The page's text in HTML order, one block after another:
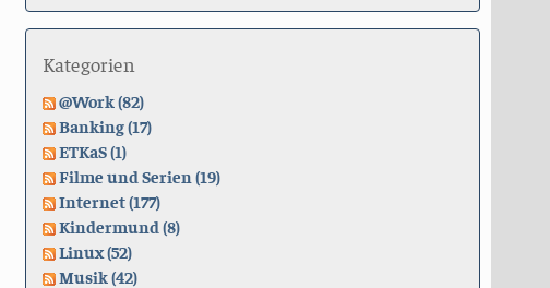
Kategorien
@Work (82)
Banking (17)
ETKaS (1)
Filme und Serien (19)
Internet (177)
Kindermund (8)
Linux (52)
Musik (42)